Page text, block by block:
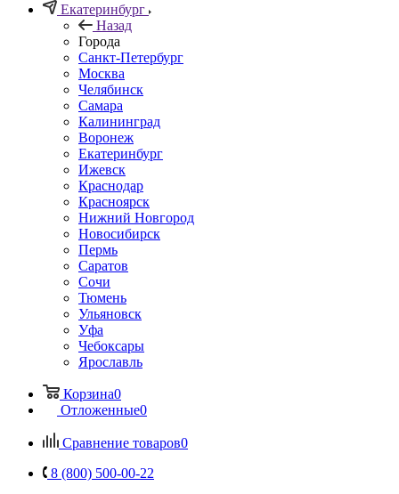
Екатеринбург
Назад
Города
Санкт-Петербург
Москва
Челябинск
Самара
Калининград
Воронеж
Екатеринбург
Ижевск
Краснодар
Красноярск
Нижний Новгород
Новосибирск
Пермь
Саратов
Сочи
Тюмень
Ульяновск
Уфа
Чебоксары
Ярославль
Корзина0
Отложенные0
Сравнение товаров0
8 (800) 500-00-22